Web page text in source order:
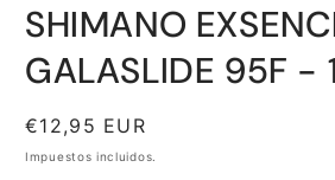
SHIMANO
GALASLIDE 95F -
Precio
habitual
€12,95 EUR
Impuestos incluidos.